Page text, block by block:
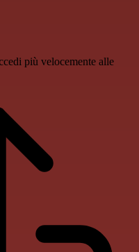
più velocemente alle